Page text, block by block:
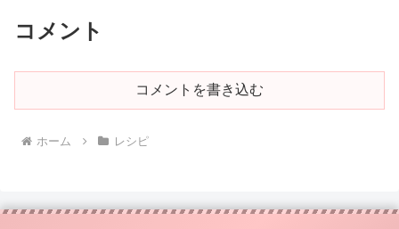
コメント
コメントを書き込む
ホーム レシピ